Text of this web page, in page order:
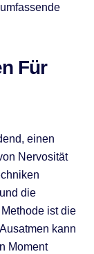
Für
einen
Nervosität
die
ist die
kann
Moment